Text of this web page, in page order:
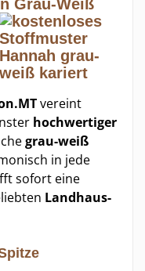
Grau-Weiß
vereint
hochwertiger
grau-weiß
in jede
sofort eine
Landhaus-